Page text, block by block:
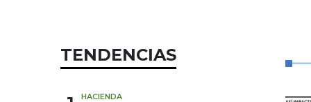
TENDENCIAS
HACIENDA